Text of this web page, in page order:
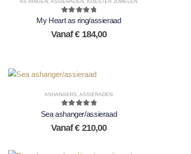
AS RINGEN ,ASSIERADEN KOESTER JUWELEN
4.92out of 5
My Heart as ring/assieraad
Vanaf€184,00
ASHANGERS,ASSIERADEN
5.00out of 5
Sea ashanger/assieraad
Vanaf€210,00